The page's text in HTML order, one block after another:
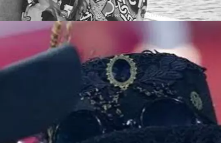
FOTO: REPRODUÇÃO/INSTAGRAM/@ALINNEMORAES